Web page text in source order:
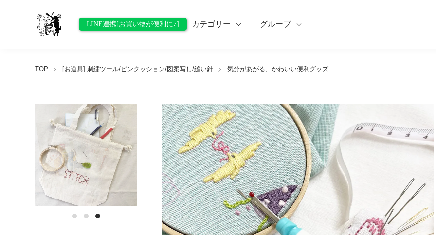
LINE連携[お買い物が便利に♪] カテゴリー グループ
TOP [お道具] 刺繍ツール/ピンクッション/図案写し/縫い針 気分があがる、かわいい便利グッズ